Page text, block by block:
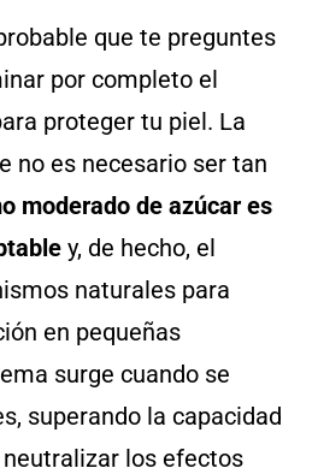
que te preguntes
por completo el
proteger tu piel. La
no es necesario ser tan
moderado de azúcar es
y, de hecho, el
naturales para
en pequeñas
surge cuando se
superando la capacidad
los efectos